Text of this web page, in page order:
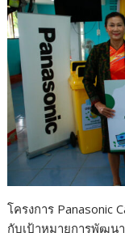
โครงการ Panasonic
กับเป้าหมายการพัฒน